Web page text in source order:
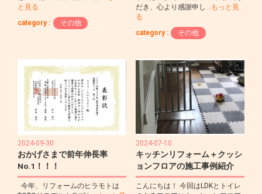
と見る
category :
その他
だき、心より感謝申し …もっと見
る
category :
その他
2024-09-30
おかげさまで前年伸長率
No.1！！！
今年、リフォームのヒラモトは
2024-07-10
キッチンリフォーム＋クッシ
ョンフロアの施工事例紹介
こんにちは！ 今回はLDKとトイレ